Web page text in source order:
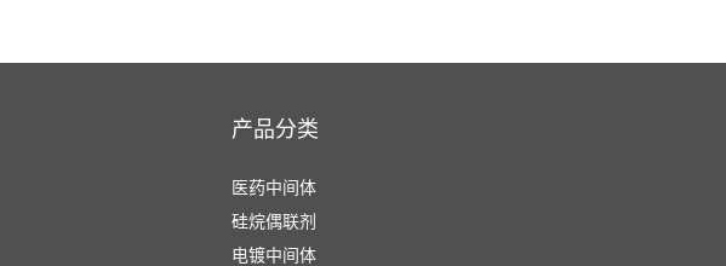
产品分类
医药中间体
硅烷偶联剂
电镀中间体